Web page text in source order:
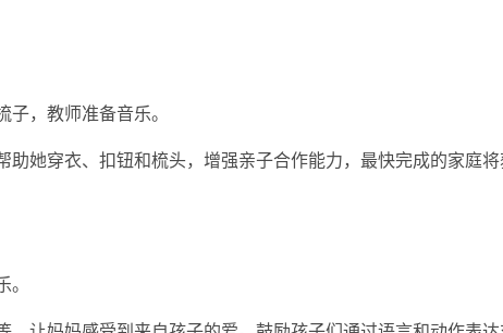
，教师准备音乐。
助她穿衣、扣钮和梳头，增强亲子合作能力，最快完成的家庭
。